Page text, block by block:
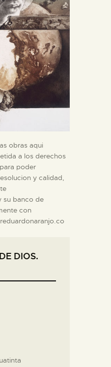
obras aqui
a los derechos
poder
y calidad,
su banco de
con
DIOS.